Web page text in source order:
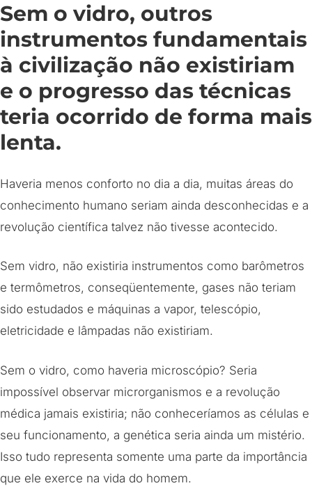
Sem o vidro, outros
instrumentos fundamentais
à civilização não existiriam
e o progresso das técnicas
teria ocorrido de forma mais
lenta.
Haveria menos conforto no dia a dia, muitas áreas do
conhecimento humano seriam ainda desconhecidas e a
revolução científica talvez não tivesse acontecido.
Sem vidro, não existiria instrumentos como barômetros
e termômetros, conseqüentemente, gases não teriam
sido estudados e máquinas a vapor, telescópio,
eletricidade e lâmpadas não existiriam.
Sem o vidro, como haveria microscópio? Seria
impossível observar microrganismos e a revolução
médica jamais existiria; não conheceríamos as células e
seu funcionamento, a genética seria ainda um mistério.
Isso tudo representa somente uma parte da importância
que ele exerce na vida do homem.